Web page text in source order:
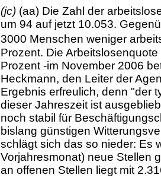
(jc) (aa) Die Zahl der
um 94 auf jetzt 10.053.
3000 Menschen weniger
Prozent. Die
Prozent -im November 2006
Heckmann, den Leiter der
Ergebnis erfreulich, denn "der
dieser Jahreszeit ist
noch stabil für
bislang günstigen
schlägt sich das so nieder: Es
Vorjahresmonat) neue Stellen
an offenen Stellen liegt mit